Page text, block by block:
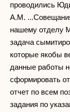
проводились
А.М.
нашему отделу
задача
которые якобы
данные работы
сформировать
отчет по всем
задания по